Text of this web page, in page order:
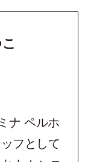
ナ ペルホ
フとして